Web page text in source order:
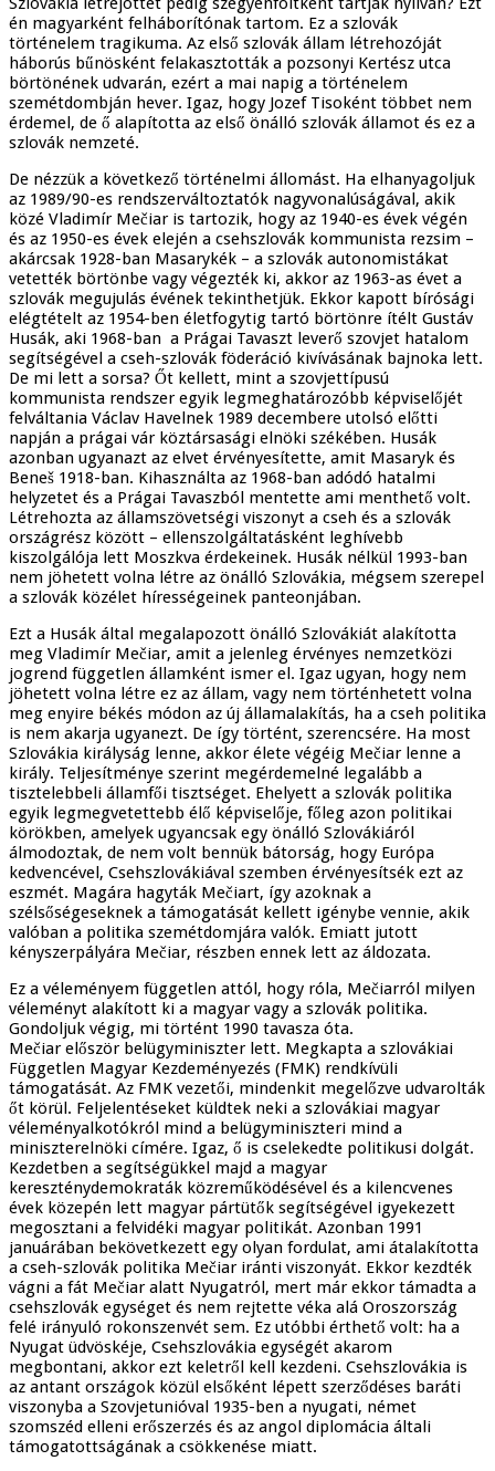
én magyarként felháborítónak tartom. Ez a szlovák
történelem tragikuma. Az első szlovák állam létrehozóját
háborús bűnösként felakasztották a pozsonyi Kertész utca
börtönének udvarán, ezért a mai napig a történelem
szemétdombján hever. Igaz, hogy Jozef Tisoként többet nem
érdemel, de ő alapította az első önálló szlovák államot és ez a
szlovák nemzeté.
De nézzük a következő történelmi állomást. Ha elhanyagoljuk
az 1989/90-es rendszerváltoztatók nagyvonalúságával, akik
közé Vladimír Mečiar is tartozik, hogy az 1940-es évek végén
és az 1950-es évek elején a csehszlovák kommunista rezsim –
akárcsak 1928-ban Masarykék – a szlovák autonomistákat
vetették börtönbe vagy végezték ki, akkor az 1963-as évet a
szlovák megujulás évének tekinthetjük. Ekkor kapott bírósági
elégtételt az 1954-ben életfogytig tartó börtönre ítélt Gustáv
Husák, aki 1968-ban a Prágai Tavaszt leverő szovjet hatalom
segítségével a cseh-szlovák föderáció kivívásának bajnoka lett.
De mi lett a sorsa? Őt kellett, mint a szovjettípusú
kommunista rendszer egyik legmeghatározóbb képviselőjét
felváltania Václav Havelnek 1989 decembere utolsó előtti
napján a prágai vár köztársasági elnöki székében. Husák
azonban ugyanazt az elvet érvényesítette, amit Masaryk és
Beneš 1918-ban. Kihasználta az 1968-ban adódó hatalmi
helyzetet és a Prágai Tavaszból mentette ami menthető volt.
Létrehozta az államszövetségi viszonyt a cseh és a szlovák
országrész között – ellenszolgáltatásként leghívebb
kiszolgálója lett Moszkva érdekeinek. Husák nélkül 1993-ban
nem jöhetett volna létre az önálló Szlovákia, mégsem szerepel
a szlovák közélet hírességeinek panteonjában.
Ezt a Husák által megalapozott önálló Szlovákiát alakította
meg Vladimír Mečiar, amit a jelenleg érvényes nemzetközi
jogrend független államként ismer el. Igaz ugyan, hogy nem
jöhetett volna létre ez az állam, vagy nem történhetett volna
meg enyire békés módon az új államalakítás, ha a cseh politika
is nem akarja ugyanezt. De így történt, szerencsére. Ha most
Szlovákia királyság lenne, akkor élete végéig Mečiar lenne a
király. Teljesítménye szerint megérdemelné legalább a
tisztelebbeli államfői tisztséget. Ehelyett a szlovák politika
egyik legmegvetettebb élő képviselője, főleg azon politikai
körökben, amelyek ugyancsak egy önálló Szlovákiáról
álmodoztak, de nem volt bennük bátorság, hogy Európa
kedvencével, Csehszlovákiával szemben érvényesítsék ezt az
eszmét. Magára hagyták Mečiart, így azoknak a
szélsőségeseknek a támogatását kellett igénybe vennie, akik
valóban a politika szemétdomjára valók. Emiatt jutott
kényszerpályára Mečiar, részben ennek lett az áldozata.
Ez a véleményem független attól, hogy róla, Mečiarról milyen
véleményt alakított ki a magyar vagy a szlovák politika.
Gondoljuk végig, mi történt 1990 tavasza óta.
Mečiar először belügyminiszter lett. Megkapta a szlovákiai
Független Magyar Kezdeményezés (FMK) rendkívüli
támogatását. Az FMK vezetői, mindenkit megelőzve udvarolták
őt körül. Feljelentéseket küldtek neki a szlovákiai magyar
véleményalkotókról mind a belügyminiszteri mind a
miniszterelnöki címére. Igaz, ő is cselekedte politikusi dolgát.
Kezdetben a segítségükkel majd a magyar
kereszténydemokraták közreműködésével és a kilencvenes
évek közepén lett magyar pártütők segítségével igyekezett
megosztani a felvidéki magyar politikát. Azonban 1991
januárában bekövetkezett egy olyan fordulat, ami átalakította
a cseh-szlovák politika Mečiar iránti viszonyát. Ekkor kezdték
vágni a fát Mečiar alatt Nyugatról, mert már ekkor támadta a
csehszlovák egységet és nem rejtette véka alá Oroszország
felé irányuló rokonszenvét sem. Ez utóbbi érthető volt: ha a
Nyugat üdvöskéje, Csehszlovákia egységét akarom
megbontani, akkor ezt keletről kell kezdeni. Csehszlovákia is
az antant országok közül elsőként lépett szerződéses baráti
viszonyba a Szovjetunióval 1935-ben a nyugati, német
szomszéd elleni erőszerzés és az angol diplomácia általi
támogatottságának a csökkenése miatt.